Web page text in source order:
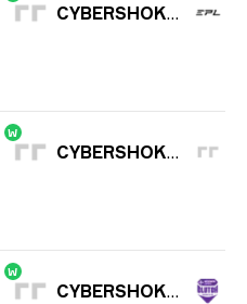
CYBERSHOKE Esports
W
CYBERSHOKE Esports
W
CYBERSHOKE Esports